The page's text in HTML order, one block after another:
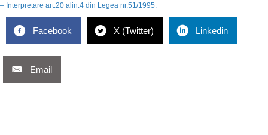
– Interpretare art.20 alin.4 din Legea nr.51/1995.
Facebook X (Twitter) Linkedin
Email